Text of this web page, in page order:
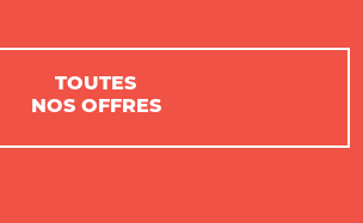
TOUTES
NOS OFFRES